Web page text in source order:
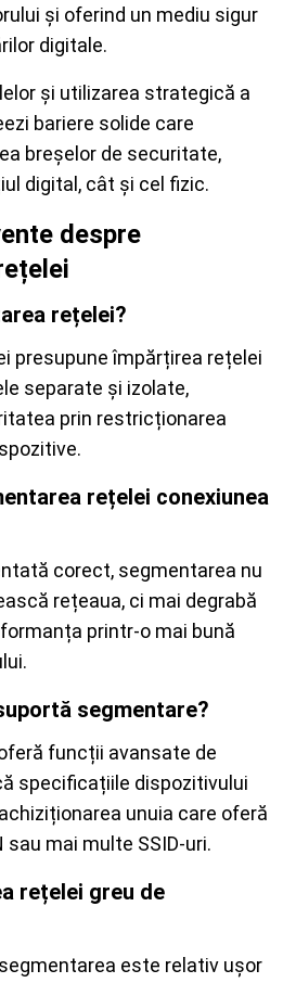
și oferind un mediu sigur
digitale.
și utilizarea strategică a
bariere solide care
breșelor de securitate,
digital, cât și cel fizic.
despre
rețelei?
presupune împărțirea rețelei
separate și izolate,
prin restricționarea
rețelei conexiunea
corect, segmentarea nu
rețeaua, ci mai degrabă
printr-o mai bună
segmentare?
funcții avansate de
specificațiile dispozitivului
unuia care oferă
mai multe SSID-uri.
rețelei greu de
este relativ ușor